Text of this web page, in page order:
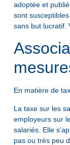
adoptée et
sont
sans but lucratif.
En matière de
La taxe sur les
employeurs sur
salariés. Elle
pas ou très peu